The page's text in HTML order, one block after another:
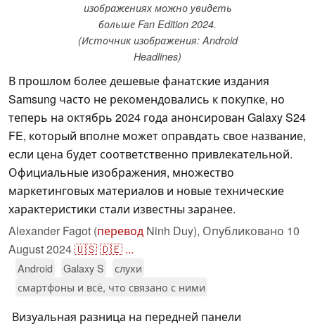
изображениях можно увидеть
больше Fan Edition 2024.
(Источник изображения: Android
Headlines)
В прошлом более дешевые фанатские издания
Samsung часто не рекомендовались к покупке, но
теперь на октябрь 2024 года анонсирован Galaxy S24
FE, который вполне может оправдать свое название,
если цена будет соответственно привлекательной.
Официальные изображения, множество
маркетинговых материалов и новые технические
характеристики стали известны заранее.
Alexander Fagot (перевод Ninh Duy), Опубликовано 10
August 2024🇺🇸🇩🇪 ...
Android Galaxy S
слухи
смартфоны и всё, что связано с ними
Визуальная разница на передней панели